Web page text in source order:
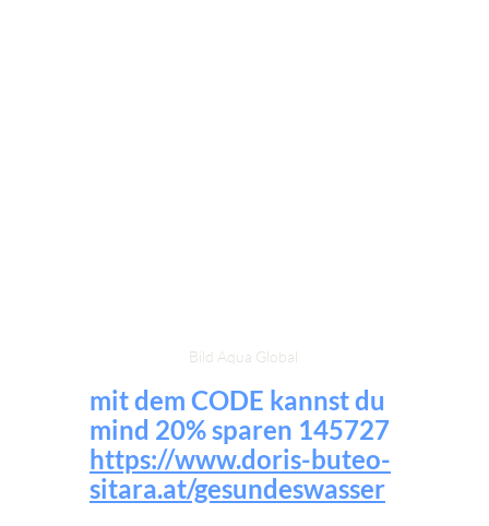
Bild Aqua Global
mit dem CODE kannst du
mind 20% sparen 145727
https://www.doris-buteo-
sitara.at/gesundeswasser